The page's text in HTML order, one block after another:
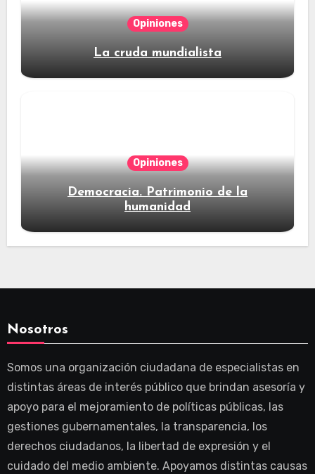
Opiniones
La cruda mundialista
Opiniones
Democracia. Patrimonio de la
humanidad
Nosotros
Somos una organización ciudadana de especialistas en
distintas áreas de interés público que brindan asesoría y
apoyo para el mejoramiento de políticas públicas, las
gestiones gubernamentales, la transparencia, los
derechos ciudadanos, la libertad de expresión y el
cuidado del medio ambiente. Apoyamos distintas causas